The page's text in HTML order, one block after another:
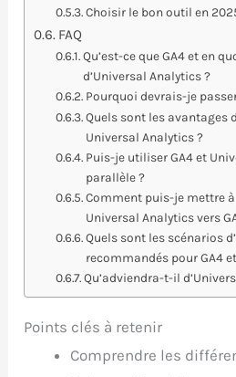
Choisir le bon outil en
FAQ
Qu’est-ce que GA4 et en
d’Universal Analytics ?
Pourquoi devrais-je
Quels sont les avantages
Universal Analytics ?
Puis-je utiliser GA4 et
parallèle ?
Comment puis-je mettre
Universal Analytics vers
Quels sont les scénarios
recommandés pour GA4
Qu’adviendra-t-il
Points clés à retenir
Comprendre les